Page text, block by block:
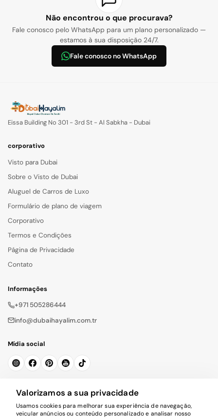
Não encontrou o que procurava?
Fale conosco pelo WhatsApp para um plano personalizado —
estamos à sua disposição 24/7.
Fale conosco no WhatsApp
Eissa Building No 301 - 3rd St - Al Sabkha - Dubai
corporativo
Visto para Dubai
Sobre o Visto de Dubai
Aluguel de Carros de Luxo
Formulário de plano de viagem
Corporativo
Termos e Condições
Página de Privacidade
Contato
Informações
+971 505286444
info@dubaihayalim.com.tr
Mídia social
Se inscrever
Valorizamos a sua privacidade
Usamos cookies para melhorar sua experiência de navegação,
veicular anúncios ou conteúdo personalizado e analisar nosso